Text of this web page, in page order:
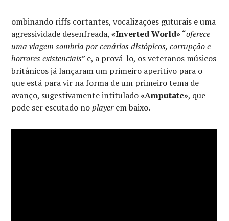
ombinando riffs cortantes, vocalizações guturais e uma
agressividade desenfreada,«Inverted World»“oferece
uma viagem sombria por cenários distópicos, corrupção e
horrores existenciais” e, a prová-lo, os veteranos músicos
britânicos já lançaram um primeiro aperitivo para o
que está para vir na forma de um primeiro tema de
avanço, sugestivamente intitulado«Amputate», que
pode ser escutado noplayerem baixo.